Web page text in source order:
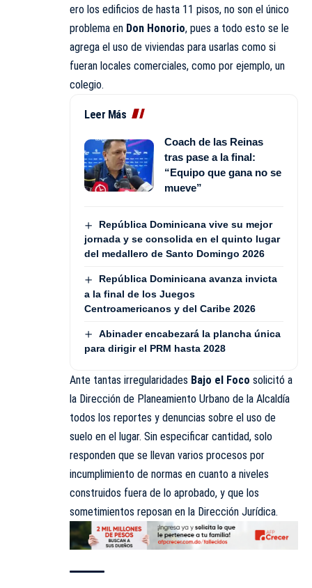
ero los edificios de hasta 11 pisos, no son el único
problema en Don Honorio, pues a todo esto se le
agrega el uso de viviendas para usarlas como si
fueran locales comerciales, como por ejemplo, un
colegio.
Leer Más
Coach de las Reinas
tras pase a la final:
“Equipo que gana no se
mueve”
República Dominicana vive su mejor
jornada y se consolida en el quinto lugar
del medallero de Santo Domingo 2026
República Dominicana avanza invicta
a la final de los Juegos
Centroamericanos y del Caribe 2026
Abinader encabezará la plancha única
para dirigir el PRM hasta 2028
Ante tantas irregularidades Bajo el Foco solicitó a
la Dirección de Planeamiento Urbano de la Alcaldía
todos los reportes y denuncias sobre el uso de
suelo en el lugar. Sin especificar cantidad, solo
responden que se llevan varios procesos por
incumplimiento de normas en cuanto a niveles
construidos fuera de lo aprobado, y que los
sometimientos reposan en la Dirección Jurídica.